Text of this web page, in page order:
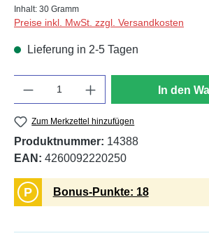
Inhalt: 30 Gramm
Preise inkl. MwSt. zzgl. Versandkosten
Lieferung in 2-5 Tagen
In den
Zum Merkzettel hinzufügen
Produktnummer: 14388
EAN: 4260092220250
P Bonus-Punkte: 18